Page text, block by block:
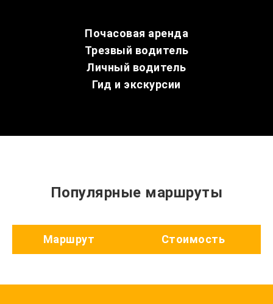
Почасовая аренда
Трезвый водитель
Личный водитель
Гид и экскурсии
Популярные маршруты
Маршрут Стоимость